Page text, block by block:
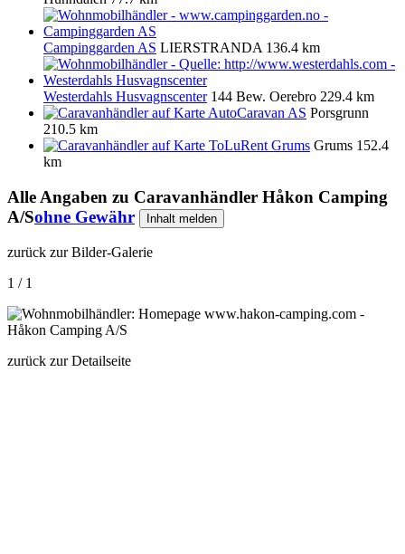
Campinggarden AS LIERSTRANDA 136.4 km
Westerdahls Husvagnscenter 144 Bew. Oerebro 229.4 km
AutoCaravan AS Porsgrunn
210.5 km
ToLuRent Grums Grums 152.4
km
Alle Angaben zu Caravanhändler Håkon Camping
A/Sohne Gewähr Inhalt melden
zurück zur Bilder-Galerie
1 / 1
zurück zur Detailseite